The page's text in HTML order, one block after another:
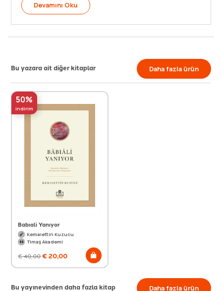
Devamını Oku
Bu yazara ait diğer kitaplar Daha fazla ürün
50%
indirim
Babıali Yanıyor
Kemalettin Kuzucu
Timaş Akademi
€40,00€20,00
Bu yayınevinden daha fazla kitap Daha fazla ürün